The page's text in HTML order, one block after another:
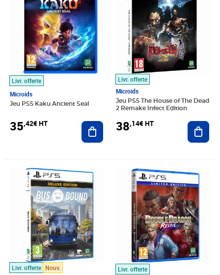
Livr. offerte
Microids
Jeu PS5 Kaku Ancient Seal
35,42€ HT Ajouter au panier
Livr. offerte
Microids
Jeu PS5 The House of The Dead
2 Remake Infect Edition
38,14€ HT
Livr. offerte Nouv.
Prix 33,10€ HT
Livr. offerte
Prix 34,20€ HT